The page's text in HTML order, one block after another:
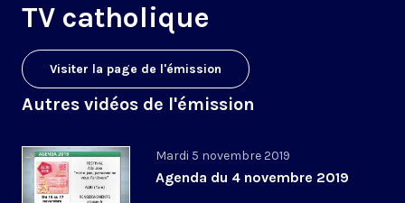
TV catholique
Visiter la page de l'émission
Autres vidéos de l'émission
Mardi 5 novembre 2019
Agenda du 4 novembre 2019